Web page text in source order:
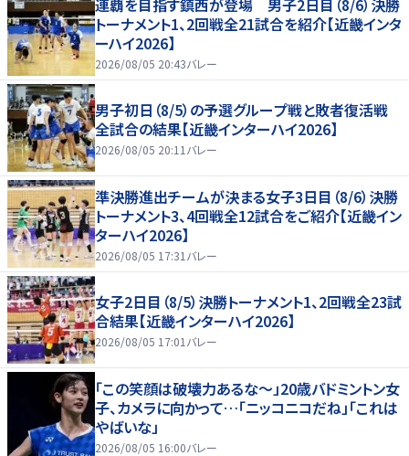
トーナメント1、2回戦全21試合を紹介【近畿インタ
ーハイ2026】
2026/08/05 20:43バレー
男子初日（8/5）の予選グループ戦と敗者復活戦
全試合の結果【近畿インターハイ2026】
2026/08/05 20:11 バレー
準決勝進出チームが決まる女子3日目（8/6）決勝
トーナメント3、4回戦全12試合をご紹介【近畿イン
ターハイ2026】
2026/08/05 17:31 バレー
女子2日目（8/5）決勝トーナメント1、2回戦全23試
合結果【近畿インターハイ2026】
2026/08/05 17:01 バレー
「この笑顔は破壊力あるな〜」20歳バドミントン女
子、カメラに向かって…「ニッコニコだね」「これは
やばいな」
2026/08/05 16:00バレー